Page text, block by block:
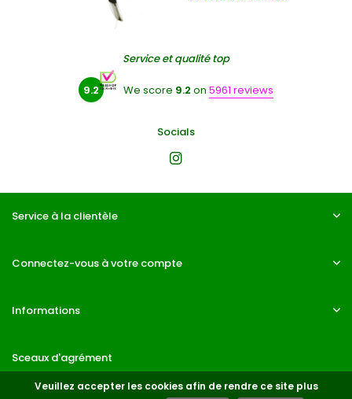
Service et qualité top
9.2 We score 9.2 on 5961 reviews
Socials
Service à la clientèle
Connectez-vous à votre compte
Informations
Sceaux d'agrément
Veuillez accepter les cookies afin de rendre ce site plus